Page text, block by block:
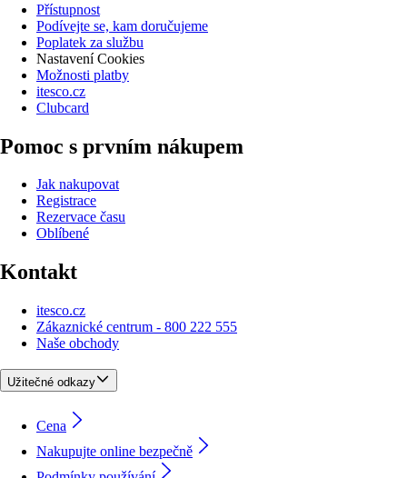
Přístupnost
Podívejte se, kam doručujeme
Poplatek za službu
Nastavení Cookies
Možnosti platby
itesco.cz
Clubcard
Pomoc s prvním nákupem
Jak nakupovat
Registrace
Rezervace času
Oblíbené
Kontakt
itesco.cz
Zákaznické centrum - 800 222 555
Naše obchody
Užitečné odkazy
Cena
Nakupujte online bezpečně